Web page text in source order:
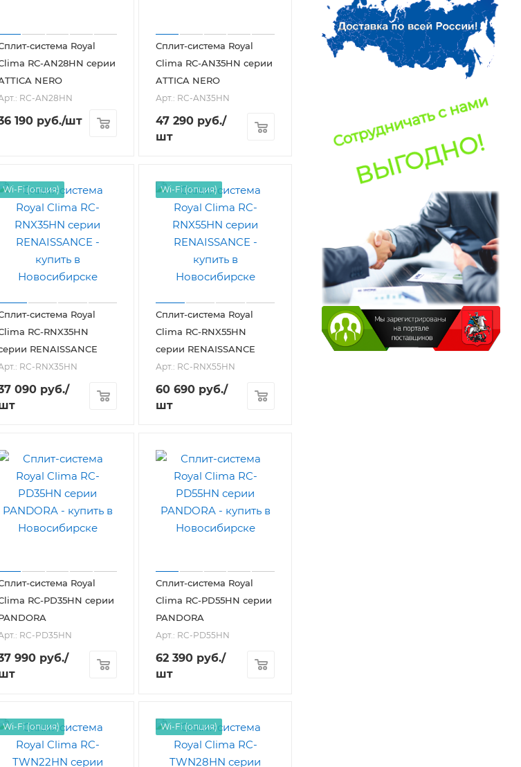
система Royal
RC-AN28HN серии
NERO
RC-AN28HN
190 руб./шт
Сплит-система Royal
Clima RC-AN35HN серии
ATTICA NERO
Арт.: RC-AN35HN
47 290 руб./
шт
Wi-Fi (опция)
система Royal
RC-RNX35HN
RENAISSANCE
RC-RNX35HN
090 руб./
Wi-Fi (опция)
Сплит-система Royal
Clima RC-RNX55HN
серии RENAISSANCE
Арт.: RC-RNX55HN
60 690 руб./
шт
система Royal
RC-PD35HN серии
RC-PD35HN
990 руб./
Сплит-система Royal
Clima RC-PD55HN серии
PANDORA
Арт.: RC-PD55HN
62 390 руб./
шт
Wi-Fi (опция) Wi-Fi (опция)